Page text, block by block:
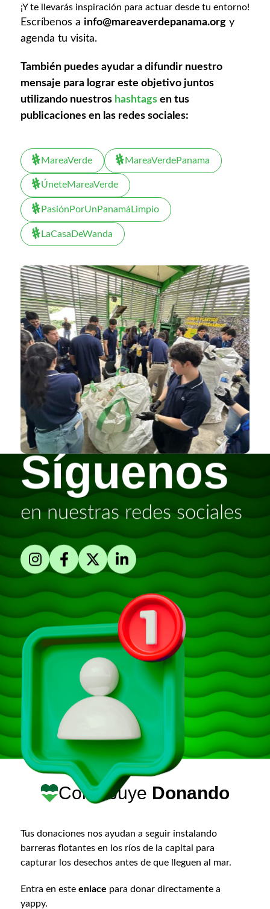
¡Y te llevarás inspiración para actuar desde tu entorno!
Escríbenos a info@mareaverdepanama.orgy
agenda tu visita.
También puedes ayudar a difundir nuestro
mensaje para lograr este objetivo juntos
utilizando nuestros hashtagsen tus
publicaciones en las redes sociales:
MareaVerde MareaVerdePanama
ÚneteMareaVerde
PasiónPorUnPanamáLimpio
LaCasaDeWanda
Síguenos
en nuestras redes sociales
Contribuye Donando
Tus donaciones nos ayudan a seguir instalando
barreras flotantes en los ríos de la capital para
capturar los desechos antes de que lleguen al mar.
Entra en este enlace para donar directamente a
yappy.